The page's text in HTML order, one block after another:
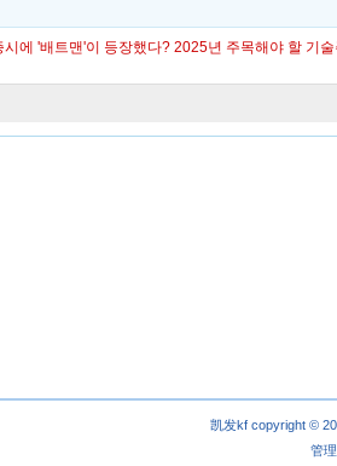
시에 '배트맨'이 등장했다? 2025년 주목해야 할 기
凯发kf copyright ©
管